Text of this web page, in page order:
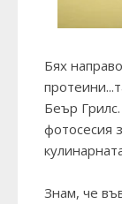
Бях
Беър Грилс
фотосесия
Знам, че